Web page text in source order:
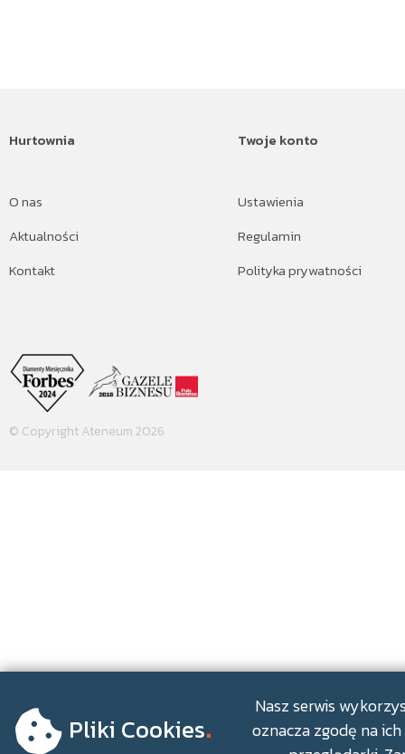
Hurtownia
O nas
Aktualności
Kontakt
Twoje konto
Ustawienia
Regulamin
Polityka prywatności
© Copyright Ateneum 2026
Pliki Cookies.
Nasz serwis
oznacza zgodę na